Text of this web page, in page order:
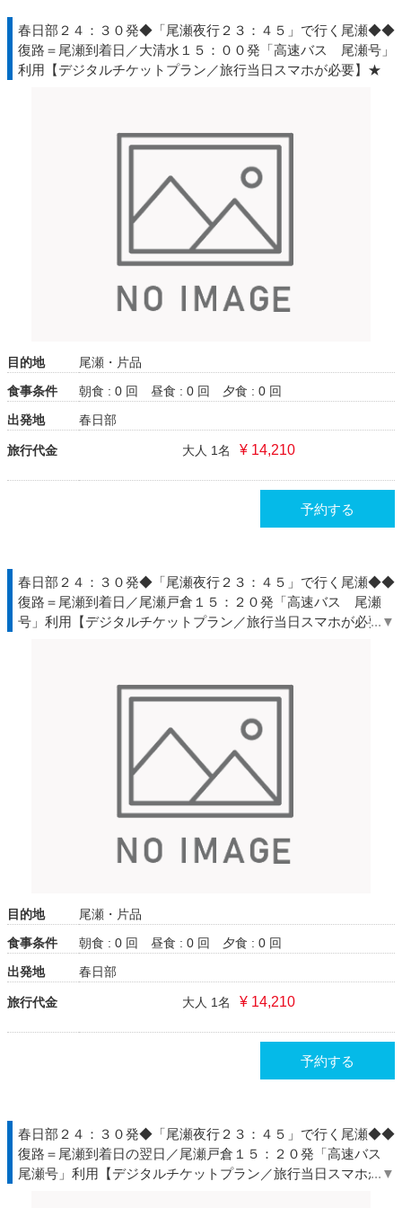
春日部２４：３０発◆「尾瀬夜行２３：４５」で行く尾瀬◆◆
復路＝尾瀬到着日／大清水１５：００発「高速バス 尾瀬号」
利用【デジタルチケットプラン／旅行当日スマホが必要】★
目的地
尾瀬・片品
食事条件
朝食 : 0 回 昼食 : 0 回
夕食 : 0 回
出発地
春日部
旅行代金 大人 1名 ¥ 14,210
予約する
春日部２４：３０発◆「尾瀬夜行２３：４５」で行く尾瀬◆◆
復路＝尾瀬到着日／尾瀬戸倉１５：２０発「高速バス 尾瀬
号」利用【デジタルチケットプラン／旅行当日スマホが必要】
目的地
尾瀬・片品
食事条件
朝食 : 0 回 昼食 : 0 回
夕食 : 0 回
出発地
春日部
旅行代金 大人 1名 ¥ 14,210
予約する
春日部２４：３０発◆「尾瀬夜行２３：４５」で行く尾瀬◆◆
復路＝尾瀬到着日の翌日／尾瀬戸倉１５：２０発「高速バス
尾瀬号」利用【デジタルチケットプラン／旅行当日スマホが必